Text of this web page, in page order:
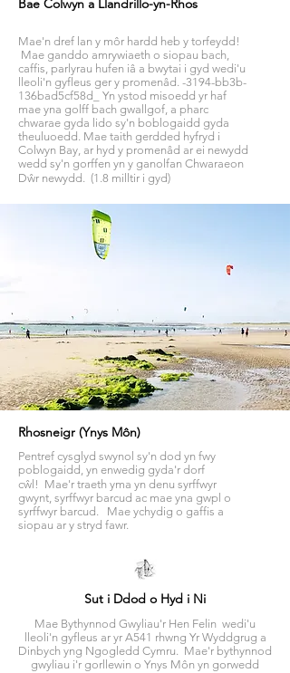
Bae Colwyn a Llandrillo-yn-Rhos
Mae'n dref lan y môr hardd heb y torfeydd!
Mae ganddo amrywiaeth o siopau bach,
caffis, parlyrau hufen iâ a bwytai i gyd wedi'u
lleoli'n gyfleus ger y promenâd. -3194-bb3b-
136bad5cf58d_ Yn ystod misoedd yr haf
mae yna golff bach gwallgof, a pharc
chwarae gyda lido sy'n boblogaidd gyda
theuluoedd. Mae taith gerdded hyfryd i
Colwyn Bay, ar hyd y promenâd ar ei newydd
wedd sy'n gorffen yn y ganolfan Chwaraeon
Dŵr newydd. (1.8 milltir i gyd)
Rhosneigr (Ynys Môn)
Pentref cysglyd swynol sy'n dod yn fwy
poblogaidd, yn enwedig gyda'r dorf
cŵl! Mae'r traeth yma yn denu syrffwyr
gwynt, syrffwyr barcud ac mae yna gwpl o
syrffwyr barcud. Mae ychydig o gaffis a
siopau ar y stryd fawr.
Sut i Ddod o Hyd i Ni
Mae Bythynnod Gwyliau'r Hen Felin wedi'u
lleoli'n gyfleus ar yr A541 rhwng Yr Wyddgrug a
Dinbych yng Ngogledd Cymru. Mae'r bythynnod
gwyliau i'r gorllewin o Ynys Môn yn gorwedd